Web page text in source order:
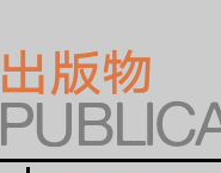
出版物